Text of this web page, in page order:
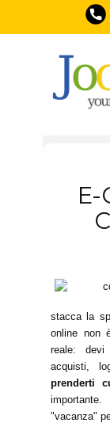
E-
stacca la
online non
reale: devi
acquisti,
prenderti
"vacanza"